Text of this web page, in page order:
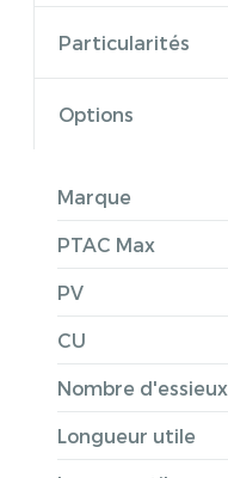
Particularités
Options
Marque
PTAC Max
PV
CU
Nombre d'essieux
Longueur utile